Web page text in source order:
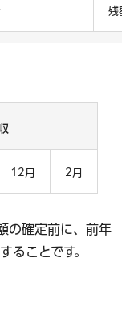
残額
12月 2月
の確定前に、前年
ることです。